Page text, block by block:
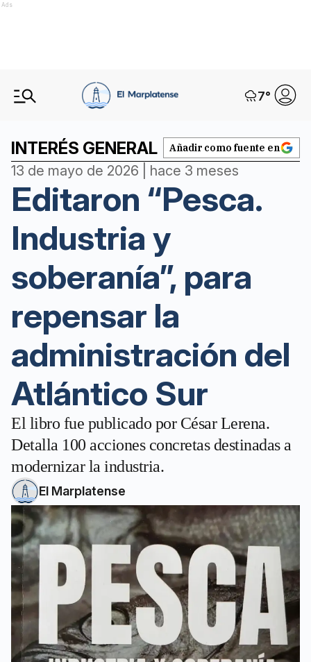
Ads
7°
INTERÉS GENERAL Añadir como fuente en
13 de mayo de 2026 | hace 3 meses
Editaron “Pesca.
Industria y
soberanía”, para
repensar la
administración del
Atlántico Sur
El libro fue publicado por César Lerena.
Detalla 100 acciones concretas destinadas a
modernizar la industria.
El Marplatense